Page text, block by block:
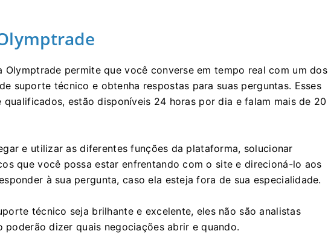
Olymptrade permite que você converse em tempo real com um dos
suporte técnico e obtenha respostas para suas perguntas. Esses
qualificados, estão disponíveis 24 horas por dia e falam mais de 20
e utilizar as diferentes funções da plataforma, solucionar
que você possa estar enfrentando com o site e direcioná-lo aos
à sua pergunta, caso ela esteja fora de sua especialidade.
técnico seja brilhante e excelente, eles não são analistas
dizer quais negociações abrir e quando.